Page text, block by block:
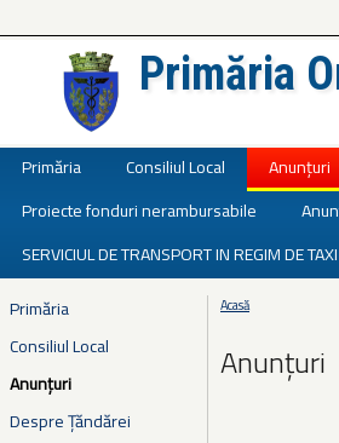
Primăria
Primăria Consiliul Local Anunțuri
Proiecte fonduri nerambursabile
SERVICIUL DE TRANSPORT IN REGIM DE TAXI
Primăria
Consiliul Local
Anunțuri
Despre Țăndărei
Eşti aici
Acasă
Anunțuri